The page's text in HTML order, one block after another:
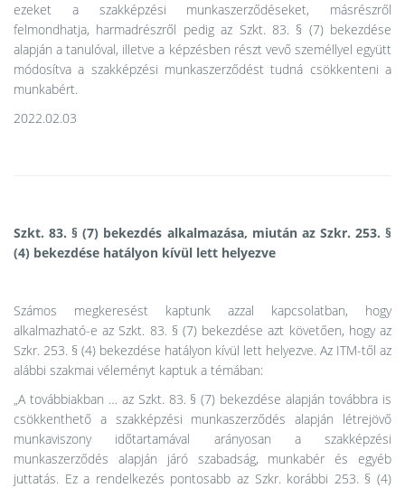
ezeket a szakképzési munkaszerződéseket, másrészről
felmondhatja, harmadrészről pedig az Szkt. 83. § (7) bekezdése
alapján a tanulóval, illetve a képzésben részt vevő személlyel együtt
módosítva a szakképzési munkaszerződést tudná csökkenteni a
munkabért.
2022.02.03
Szkt. 83. § (7) bekezdés alkalmazása, miután az Szkr. 253. §
(4) bekezdése hatályon kívül lett helyezve
Számos megkeresést kaptunk azzal kapcsolatban, hogy
alkalmazható-e az Szkt. 83. § (7) bekezdése azt követően, hogy az
Szkr. 253. § (4) bekezdése hatályon kívül lett helyezve. Az ITM-től az
alábbi szakmai véleményt kaptuk a témában:
„A továbbiakban … az Szkt. 83. § (7) bekezdése alapján továbbra is
csökkenthető a szakképzési munkaszerződés alapján létrejövő
munkaviszony időtartamával arányosan a szakképzési
munkaszerződés alapján járó szabadság, munkabér és egyéb
juttatás. Ez a rendelkezés pontosabb az Szkr. korábbi 253. § (4)